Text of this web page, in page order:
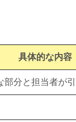
具体的な内容
分と担当者が